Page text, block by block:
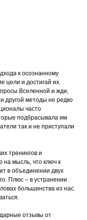
к осознанному
цели и достигай их.
Вселенной и жди,
другой методы не редко
часто
подбрасывала им
так и не приступали
тренингов и
на мысль, что ключ к
в объединении двух
Плюс – в устранении
большинства из нас.
отзывы от